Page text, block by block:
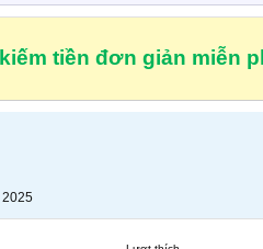
tiền đơn giản miễn
2025